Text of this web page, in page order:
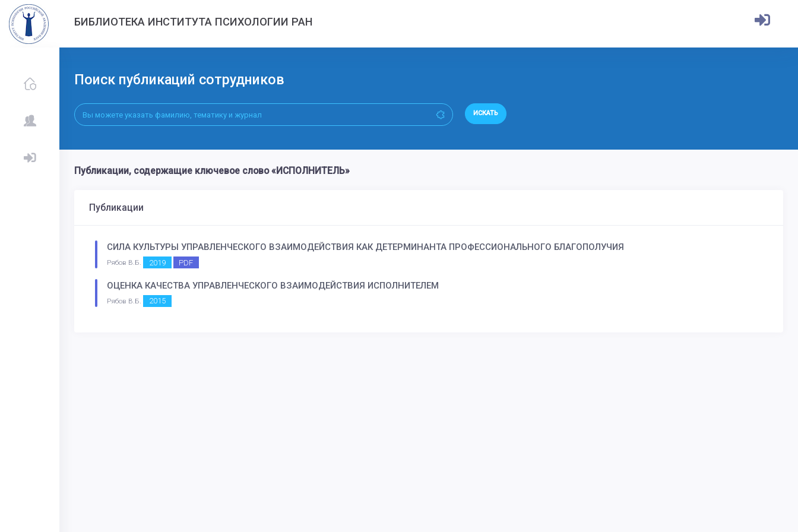
БИБЛИОТЕКА ИНСТИТУТА ПСИХОЛОГИИ РАН
Поиск публикаций сотрудников
ИСКАТЬ
Публикации, содержащие ключевое слово «ИСПОЛНИТЕЛЬ»
Публикации
СИЛА КУЛЬТУРЫ УПРАВЛЕНЧЕСКОГО ВЗАИМОДЕЙСТВИЯ КАК ДЕТЕРМИНАНТА ПРОФЕССИОНАЛЬНОГО БЛАГОПОЛУЧИЯ
Рябов В.Б. 2019 PDF
ОЦЕНКА КАЧЕСТВА УПРАВЛЕНЧЕСКОГО ВЗАИМОДЕЙСТВИЯ ИСПОЛНИТЕЛЕМ
Рябов В.Б. 2015